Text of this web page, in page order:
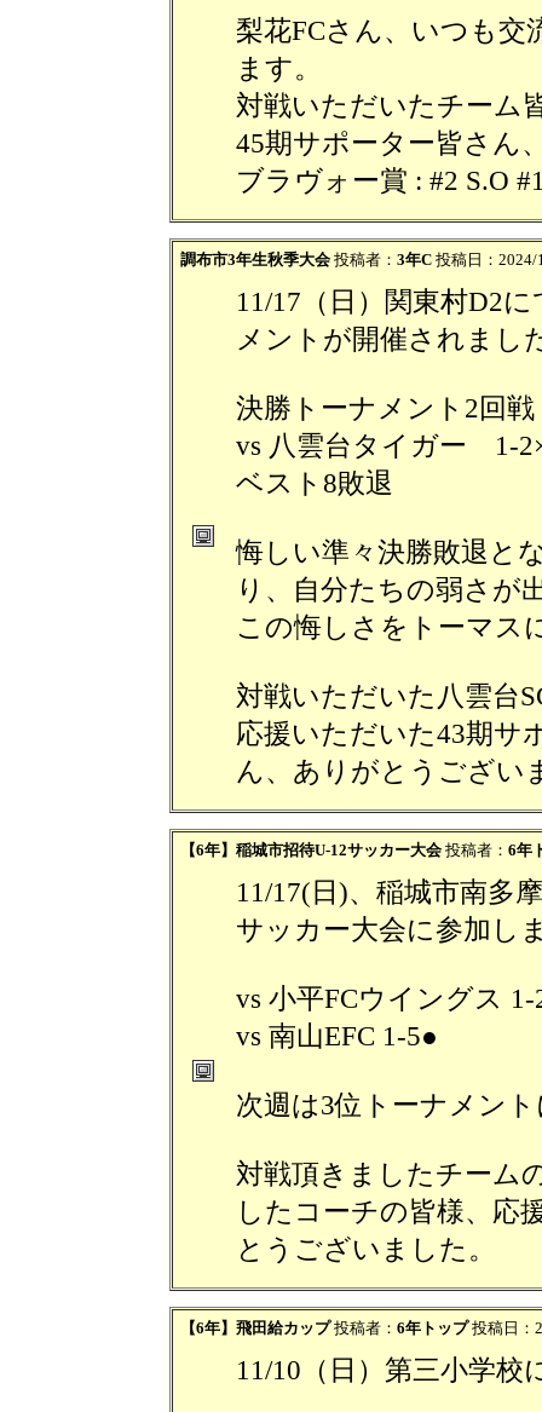
梨花FCさん、いつも
ます。
対戦いただいたチーム
45期サポーター皆さん
ブラヴォー賞 : #2 S.O
調布市3年生秋季大会 投稿者： 3年C 投稿日：
11/17（日）関東村D2
メントが開催されまし
決勝トーナメント2回戦
vs 八雲台タイガー 1-
ベスト8敗退
悔しい準々決勝敗退と
り、自分たちの弱さが
この悔しさをトーマス
対戦いただいた八雲台
応援いただいた43期サ
ん、ありがとうござい
【6年】稲城市招待U-12サッカー大会 投稿者： 6年
11/17(日)、稲城市南多
サッカー大会に参加し
vs 小平FCウイングス 1-
vs 南山EFC 1-5●
次週は3位トーナメン
対戦頂きましたチーム
したコーチの皆様、応
とうございました。
【6年】飛田給カップ投稿者： 6年トップ投稿日：
11/10（日）第三小学